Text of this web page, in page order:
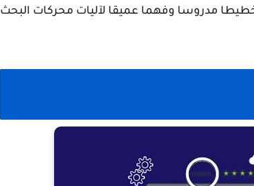
مدروسا وفهما عميقا لآليات محركات البحث